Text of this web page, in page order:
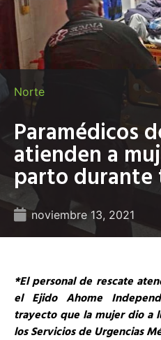
Norte
Paramédicos
atienden a
parto durante
noviembre 13, 2021
*El personal de rescate
el Ejido Ahome
trayecto que la mujer dio a
los Servicios de Urgencias